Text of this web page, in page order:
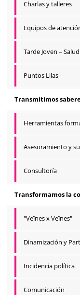
Charlas y talleres
Equipos de
Tarde Joven – Salud
Puntos Lilas
Transmitimos
Herramientas
Asesoramiento y
Consultoría
Transformamos la
"Veïnes x Veïnes"
Dinamización y
Incidencia política
Comunicación